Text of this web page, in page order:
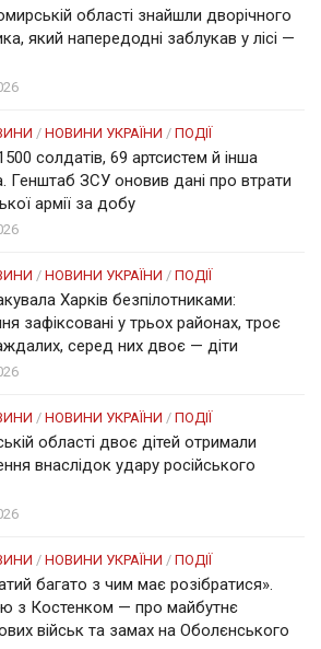
області знайшли дворічного
який напередодні заблукав у лісі —
/ НОВИНИ УКРАЇНИ / ПОДІЇ
солдатів, 69 артсистем й інша
Генштаб ЗСУ оновив дані про втрати
армії за добу
/ НОВИНИ УКРАЇНИ / ПОДІЇ
Харків безпілотниками:
зафіксовані у трьох районах, троє
серед них двоє — діти
/ НОВИНИ УКРАЇНИ / ПОДІЇ
області двоє дітей отримали
внаслідок удару російського
/ НОВИНИ УКРАЇНИ / ПОДІЇ
багато з чим має розібратися».
з Костенком — про майбутнє
військ та замах на Оболєнського